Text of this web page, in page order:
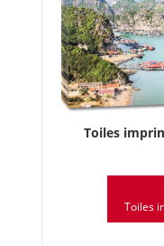
Toiles
Toiles